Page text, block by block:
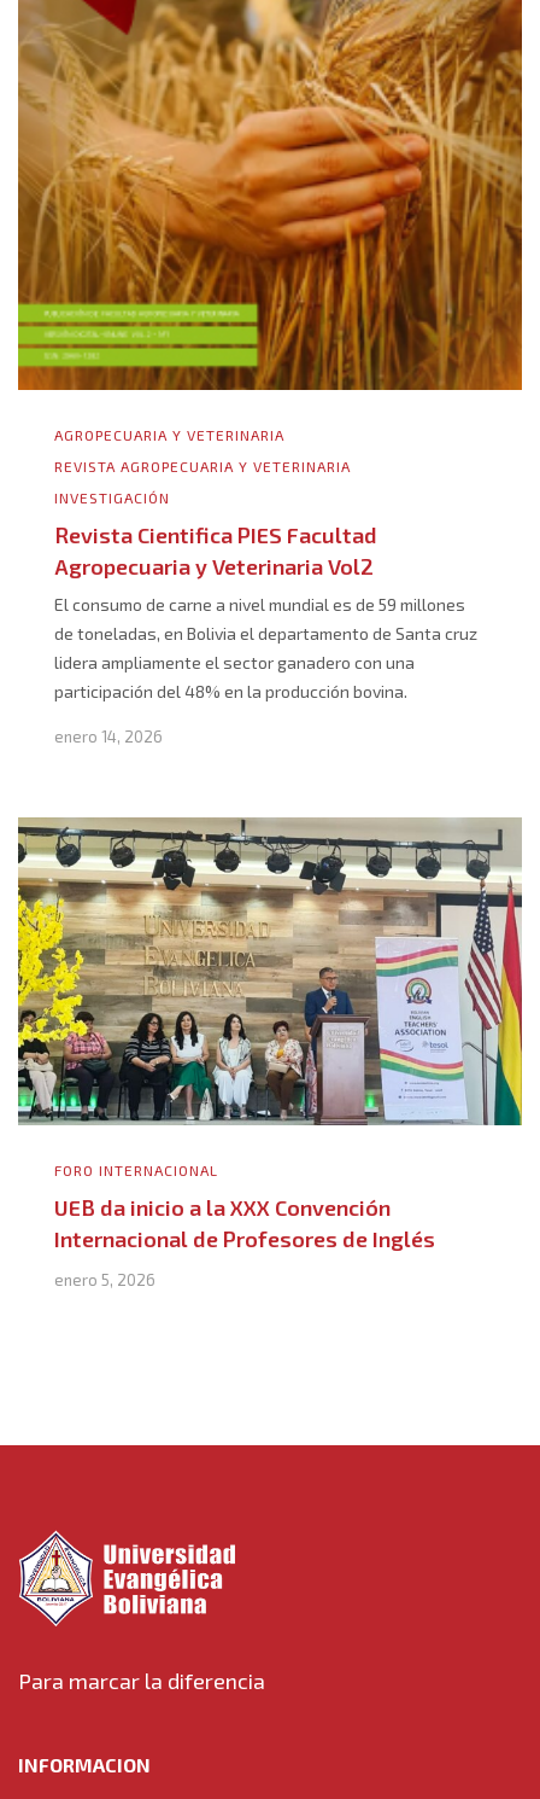
AGROPECUARIA Y VETERINARIA
REVISTA AGROPECUARIA Y VETERINARIA
INVESTIGACIÓN
Revista Cientifica PIES Facultad
Agropecuaria y Veterinaria Vol2
El consumo de carne a nivel mundial es de 59 millones
de toneladas, en Bolivia el departamento de Santa cruz
lidera ampliamente el sector ganadero con una
participación del 48% en la producción bovina.
enero 14, 2026
FORO INTERNACIONAL
UEB da inicio a la XXX Convención
Internacional de Profesores de Inglés
enero 5, 2026
Para marcar la diferencia
INFORMACION